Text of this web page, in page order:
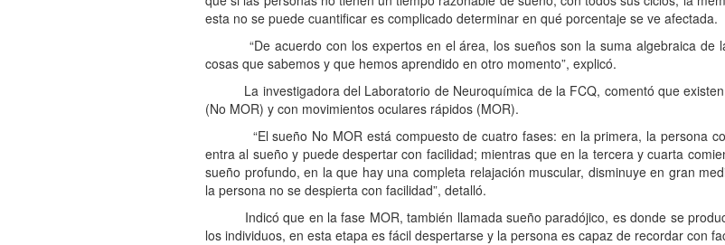
esta no se puede cuantificar es complicado determinar en qué porcentaje se ve afectada.
“De acuerdo con los expertos en el área, los sueños son la suma algebraica de
cosas que sabemos y que hemos aprendido en otro momento”, explicó.
La investigadora del Laboratorio de Neuroquímica de la FCQ, comentó que existen
(No MOR) y con movimientos oculares rápidos (MOR).
“El sueño No MOR está compuesto de cuatro fases: en la primera, la persona
entra al sueño y puede despertar con facilidad; mientras que en la tercera y cuarta
sueño profundo, en la que hay una completa relajación muscular, disminuye en gran
la persona no se despierta con facilidad”, detalló.
Indicó que en la fase MOR, también llamada sueño paradójico, es donde se
los individuos, en esta etapa es fácil despertarse y la persona es capaz de recordar con